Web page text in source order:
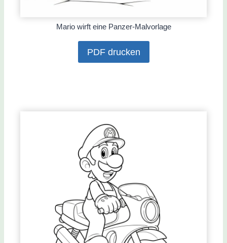
Mario wirft eine Panzer-Malvorlage
PDF drucken